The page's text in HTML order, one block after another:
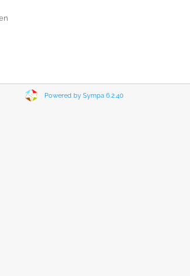
Powered by Sympa 6.2.40